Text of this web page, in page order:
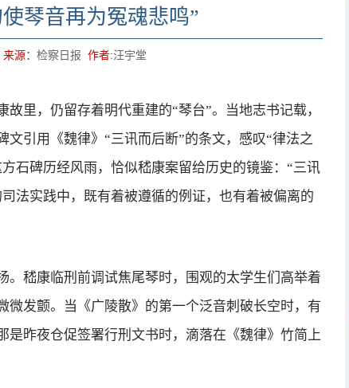
琴音再为冤魂悲鸣”
来源： 检察日报 作者:汪宇堂
，仍留存着明代重建的“琴台”。当地志书记载，
引用《魏律》“三讯而后断”的条文，感叹“律法之
石碑历经风雨，恰似嵇康案留给历史的镜鉴：“三讯
法实践中，既有着被遵循的例证，也有着被偏离的
嵇康临刑前调试焦尾琴时，围观的太学生们高举着
发颤。当《广陵散》的第一个泛音刺破长空时，有
昨夜仓促签署行刑文书时，滴落在《魏律》竹简上